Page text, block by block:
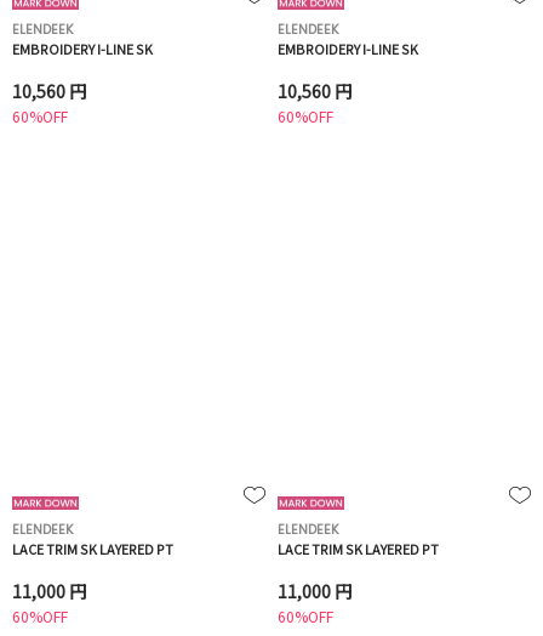
ELENDEEK
EMBROIDERY I-LINE SK
10,560 円
60%OFF
ELENDEEK
EMBROIDERY I-LINE SK
10,560 円
60%OFF
ELENDEEK
LACE TRIM SK LAYERED PT
11,000 円
60%OFF
ELENDEEK
LACE TRIM SK LAYERED PT
11,000 円
60%OFF